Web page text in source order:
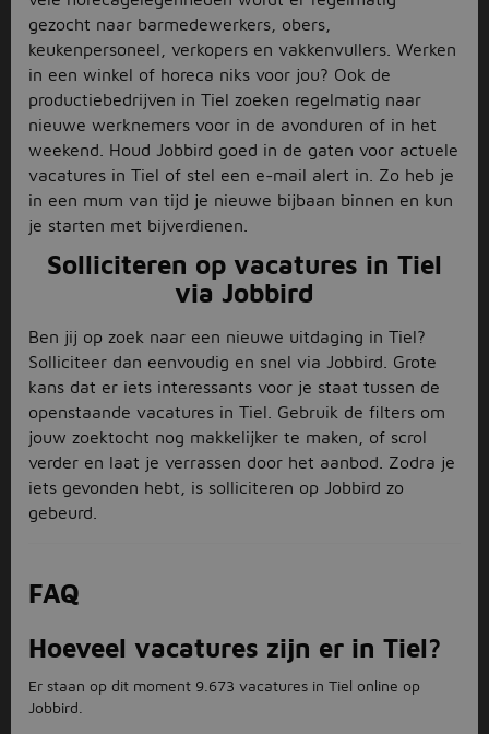
gezocht naar barmedewerkers, obers,
keukenpersoneel, verkopers en vakkenvullers. Werken
in een winkel of horeca niks voor jou? Ook de
productiebedrijven in Tiel zoeken regelmatig naar
nieuwe werknemers voor in de avonduren of in het
weekend. Houd Jobbird goed in de gaten voor actuele
vacatures in Tiel of stel een e-mail alert in. Zo heb je
in een mum van tijd je nieuwe bijbaan binnen en kun
je starten met bijverdienen.
Solliciteren op vacatures in Tiel
via Jobbird
Ben jij op zoek naar een nieuwe uitdaging in Tiel?
Solliciteer dan eenvoudig en snel via Jobbird. Grote
kans dat er iets interessants voor je staat tussen de
openstaande vacatures in Tiel. Gebruik de filters om
jouw zoektocht nog makkelijker te maken, of scrol
verder en laat je verrassen door het aanbod. Zodra je
iets gevonden hebt, is solliciteren op Jobbird zo
gebeurd.
FAQ
Hoeveel vacatures zijn er in Tiel?
Er staan op dit moment 9.673 vacatures in Tiel online op
Jobbird.